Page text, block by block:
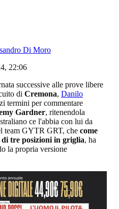
Di Moro
22:06
successive alle prove libere
di Cremona, Danilo
termini per commentare
Gardner, ritenendola
ce l'abbia con lui da
team GYTR GRT, che come
di tre posizioni in griglia, ha
la propria versione